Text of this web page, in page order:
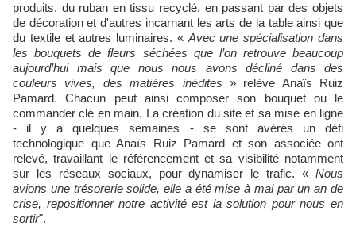
produits, du ruban en tissu recyclé, en passant par des objets
de décoration et d'autres incarnant les arts de la table ainsi que
du textile et autres luminaires. « Avec une spécialisation dans
les bouquets de fleurs séchées que l’on retrouve beaucoup
aujourd’hui mais que nous nous avons décliné dans des
couleurs vives, des matières inédites » relève Anaïs Ruiz
Pamard. Chacun peut ainsi composer son bouquet ou le
commander clé en main. La création du site et sa mise en ligne
- il y a quelques semaines - se sont avérés un défi
technologique que Anaïs Ruiz Pamard et son associée ont
relevé, travaillant le référencement et sa visibilité notamment
sur les réseaux sociaux, pour dynamiser le trafic. « Nous
avions une trésorerie solide, elle a été mise à mal par un an de
crise, repositionner notre activité est la solution pour nous en
sortir".